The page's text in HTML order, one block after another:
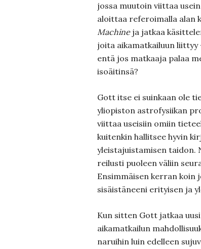
jossa muutoin viittaa
aloittaa referoimalla alan
Machineja jatkaa
joita aikamatkailuun liittyy
entä jos matkaaja palaa
isoäitinsä?
Gott itse ei suinkaan ole
yliopiston astrofysiikan
viittaa useisiin omiin
kuitenkin hallitsee hyvin
yleistajuistamisen taidon.
reilusti puoleen väliin
Ensimmäisen kerran
sisäistäneeni erityisen ja
Kun sitten Gott jatkaa
aikamatkailun
naruihin luin edelleen